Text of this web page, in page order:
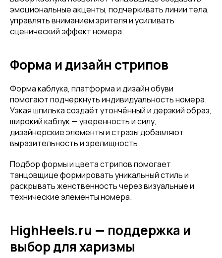
эмоциональные акценты, подчеркивать линии тела,
управлять вниманием зрителя и усиливать
сценический эффект номера.
Форма и дизайн стрипов
Форма каблука, платформа и дизайн обуви
помогают подчеркнуть индивидуальность номера.
Узкая шпилька создаёт утончённый и дерзкий образ,
широкий каблук — уверенность и силу,
дизайнерские элементы и стразы добавляют
выразительность и зрелищность.
Подбор формы и цвета стрипов помогает
танцовщице формировать уникальный стиль и
раскрывать женственность через визуальные и
технические элементы номера.
HighHeels.ru — поддержка и
выбор для харизмы